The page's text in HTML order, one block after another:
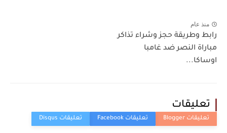
منذ عام
رابط وطريقة حجز وشراء تذاكر
مباراة النصر ضد غامبا
اوساكا...
تعليقات